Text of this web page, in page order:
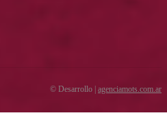
© Desarrollo | agenciamots.com.ar